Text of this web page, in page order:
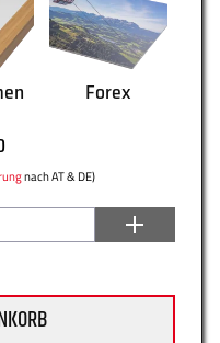
Lieferung
Forex
nach AT & DE)